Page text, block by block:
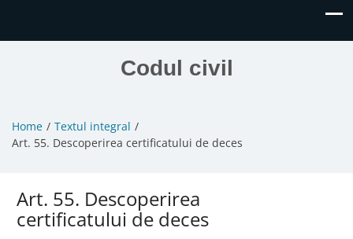
Codul civil
Home
Textul integral
Art. 55. Descoperirea certificatului de deces
Art. 55. Descoperirea
certificatului de deces